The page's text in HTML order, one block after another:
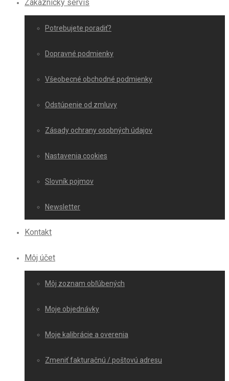
Zákaznícky servis
Potrebujete poradiť?
Dopravné podmienky
Všeobecné obchodné podmienky
Odstúpenie od zmluvy
Zásady ochrany osobných údajov
Nastavenia cookies
Slovník pojmov
Newsletter
Kontakt
Môj účet
Môj zoznam obľúbených
Moje objednávky
Moje kalibrácie a overenia
Zmeniť fakturačnú / poštovú adresu